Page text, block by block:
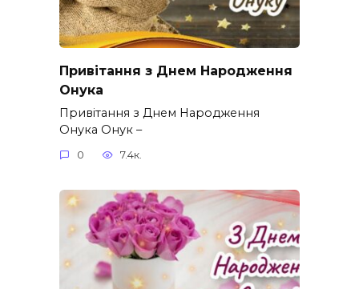
Привітання з Днем Народження
Онука
Привітання з Днем Народження
Онука Онук –
0 7.4к.